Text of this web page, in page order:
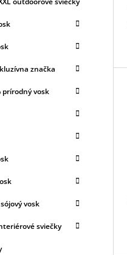
značka
prírodný vosk
vosk
sviečky